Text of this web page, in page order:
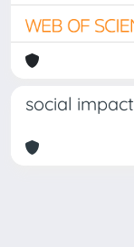
social impact